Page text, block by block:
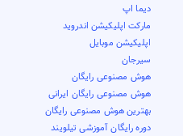
دیما اپ
مارکت اپلیکیشن اندروید
اپلیکیشن موبایل
سیرجان
هوش مصنوعی رایگان
هوش مصنوعی رایگان ایرانی
بهترین هوش مصنوعی رایگان
دوره رایگان آموزشی تیلویند